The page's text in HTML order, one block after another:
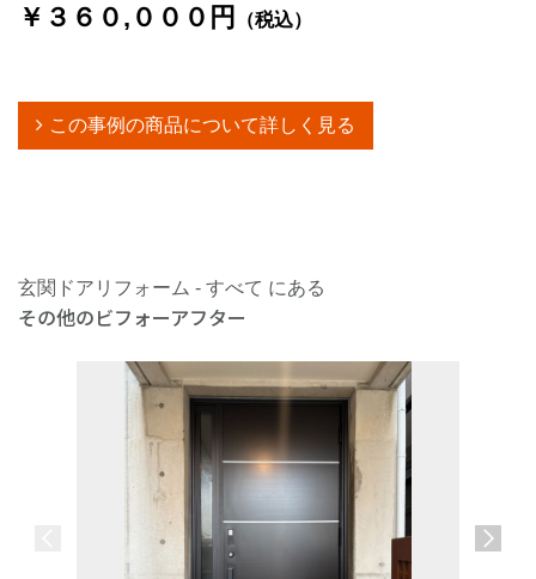
￥３６０,０００円 （税込）
この事例の商品について詳しく見る
玄関ドアリフォーム - すべて にある
その他のビフォーアフター